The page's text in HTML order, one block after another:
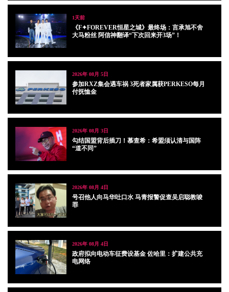
1天前
《F✦FOREVER恒星之城》最终场：言承旭不舍
大马粉丝 阿信神翻译“下次回来开3场”！
2026年 08月 5日
参加RXZ集会遇车祸 3死者家属获PERKESO每月
付抚恤金
2026年 08月 3日
勾结国盟背后插刀！慕查希：希盟须认清与国阵
“道不同”
2026年 08月 4日
号召他人向马华吐口水 马青报警促查吴启聪教唆
罪
2026年 08月 4日
政府拟向电动车征费设基金 佐哈里：扩建公共充
电网络